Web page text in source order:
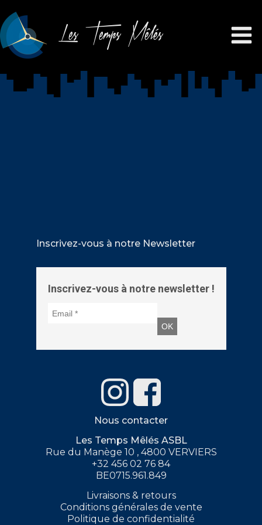
Les Temps Mêlés
Inscrivez-vous à notre Newsletter
Inscrivez-vous à notre newsletter !
Nous contacter
Les Temps Mêlés ASBL
Rue du Manège 10 , 4800 VERVIERS
+32 456 02 76 84
BE0715.961.849
Livraisons & retours
Conditions générales de vente
Politique de confidentialité